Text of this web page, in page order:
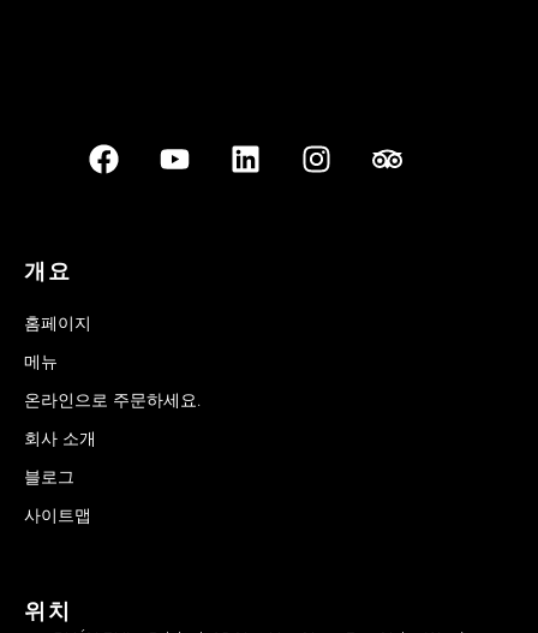
개요
홈페이지
메뉴
온라인으로 주문하세요.
회사 소개
블로그
사이트맵
위치